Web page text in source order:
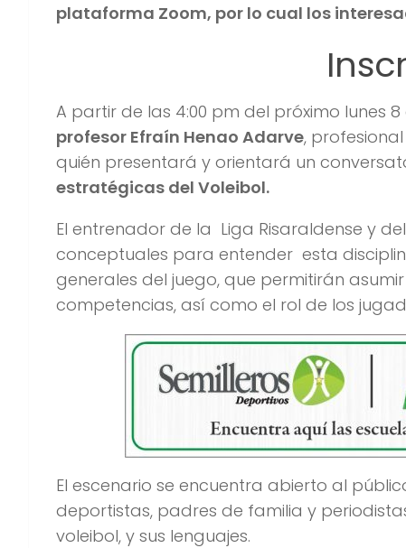
plataforma Zoom, por lo cual los
A partir de las 4:00 pm del próximo lunes
profesor Efraín Henao Adarve,
quién presentará y orientará un
estratégicas del Voleibol.
El entrenador de la Liga Risaraldense y
conceptuales para entender esta
generales del juego, que permitirán
competencias, así como el rol de los
El escenario se encuentra abierto al
deportistas, padres de familia y
voleibol, y sus lenguajes.